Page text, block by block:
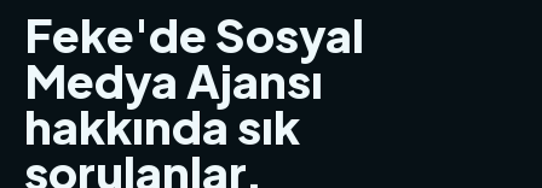
Feke'de Sosyal
Medya Ajansı
hakkında sık
sorulanlar.